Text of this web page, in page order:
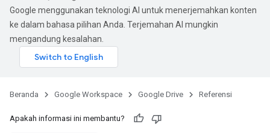
Google menggunakan teknologi AI untuk menerjemahkan konten
ke dalam bahasa pilihan Anda. Terjemahan AI mungkin
mengandung kesalahan.
Beranda Google Workspace Google Drive Referensi
Apakah informasi ini membantu?